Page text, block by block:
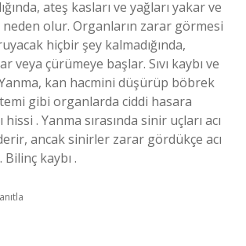
ateş kasları ve yağları yakar ve
olur. Organların zarar görmesi
hiçbir şey kalmadığında,
veya çürümeye başlar. Sıvı kaybı ve
kan hacmini düşürüp böbrek
gibi organlarda ciddi hasara
hissi . Yanma sırasında sinir uçları acı
ancak sinirler zarar gördükçe acı
kaybı .